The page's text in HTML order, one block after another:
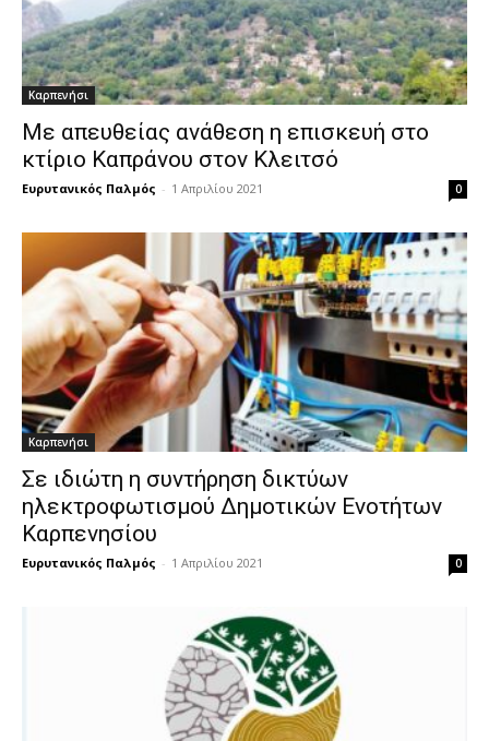
Καρπενήσι
Με απευθείας ανάθεση η επισκευή στο
κτίριο Καπράνου στον Κλειτσό
Ευρυτανικός Παλμός - 1 Απριλίου 2021 0
Καρπενήσι
Σε ιδιώτη η συντήρηση δικτύων
ηλεκτροφωτισμού Δημοτικών Ενοτήτων
Καρπενησίου
Ευρυτανικός Παλμός - 1 Απριλίου 2021 0